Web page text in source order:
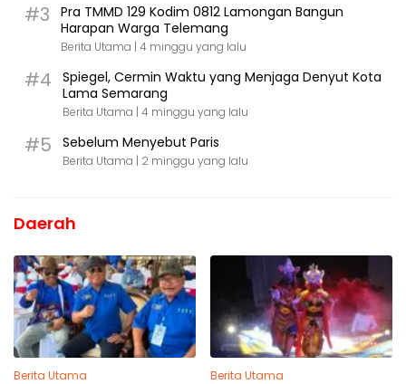
#3
Pra TMMD 129 Kodim 0812 Lamongan Bangun
Harapan Warga Telemang
Berita Utama | 4 minggu yang lalu
#4
Spiegel, Cermin Waktu yang Menjaga Denyut Kota
Lama Semarang
Berita Utama | 4 minggu yang lalu
#5 Sebelum Menyebut Paris
Berita Utama | 2 minggu yang lalu
Daerah
Berita Utama Berita Utama